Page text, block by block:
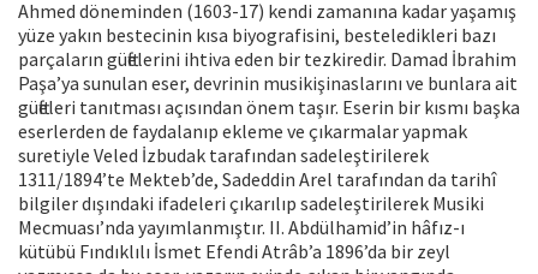
Ahmed döneminden (1603-17) kendi zamanına kadar yaşamış
yüze yakın bestecinin kısa biyografisini, besteledikleri bazı
parçaların güftelerini ihtiva eden bir tezkiredir. Damad İbrahim
Paşa’ya sunulan eser, devrinin musikişinaslarını ve bunlara ait
güfteleri tanıtması açısından önem taşır. Eserin bir kısmı başka
eserlerden de faydalanıp ekleme ve çıkarmalar yapmak
suretiyle Veled İzbudak tarafından sadeleştirilerek
1311/1894’te Mekteb’de, Sadeddin Arel tarafından da tarihî
bilgiler dışındaki ifadeleri çıkarılıp sadeleştirilerek Musiki
Mecmuası’nda yayımlanmıştır. II. Abdülhamid’in hâfız-ı
kütübü Fındıklılı İsmet Efendi Atrâb’a 1896’da bir zeyl